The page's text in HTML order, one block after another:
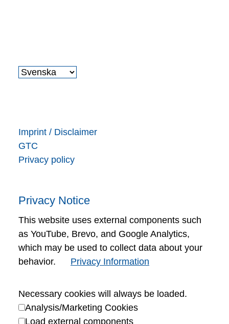
Imprint / Disclaimer
GTC
Privacy policy
Privacy Notice
This website uses external components such
as YouTube, Brevo, and Google Analytics,
which may be used to collect data about your
behavior.
Privacy Information
Necessary cookies will always be loaded.
Analysis/Marketing Cookies
Load external components